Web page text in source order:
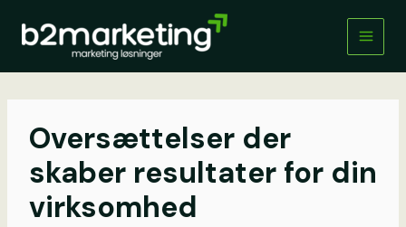
indholdet
Oversættelser der
skaber resultater for din
virksomhed